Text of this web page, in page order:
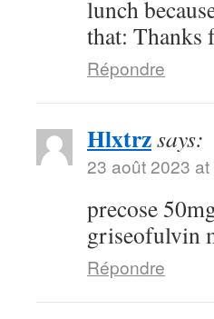
lunch
that: Thanks
Répondre
Hlxtrzsays:
23 août 2023
precose
griseofulvin
Répondre